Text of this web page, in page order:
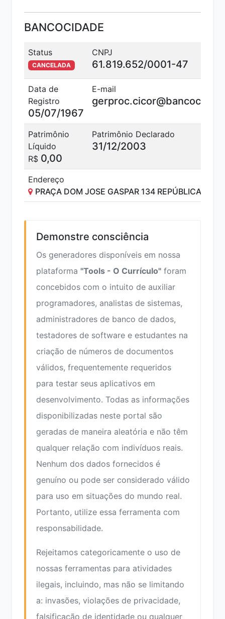
BANCOCIDADE
Status
CANCELADA
CNPJ
61.819.652/0001-47
Data de
Registro
05/07/1967
E-mail
Patrimônio
Líquido
R$ 0,00
Patrimônio Declarado
31/12/2003
Endereço
PRAÇA DOM JOSE GASPAR 134 REPÚBLICA SÃO
Demonstre consciência
Os generadores disponíveis em nossa
plataforma "Tools - O Currículo" foram
concebidos com o intuito de auxiliar
programadores, analistas de sistemas,
administradores de banco de dados,
testadores de software e estudantes na
criação de números de documentos
válidos, frequentemente requeridos
para testar seus aplicativos em
desenvolvimento. Todas as informações
disponibilizadas neste portal são
geradas de maneira aleatória e não têm
qualquer relação com indivíduos reais.
Nenhum dos dados fornecidos é
genuíno ou pode ser considerado válido
para uso em situações do mundo real.
Portanto, utilize essa ferramenta com
responsabilidade.
Rejeitamos categoricamente o uso de
nossas ferramentas para atividades
ilegais, incluindo, mas não se limitando
a: invasões, violações de privacidade,
falsificação de identidade ou qualquer